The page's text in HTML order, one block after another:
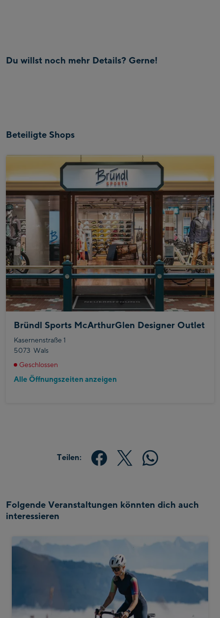
Du willst noch mehr Details? Gerne!
Beteiligte Shops
Bründl Sports McArthurGlen Designer Outlet
Kasernenstraße 1
5073 Wals
Geschlossen
Alle Öffnungszeiten anzeigen
Teilen:
Folgende Veranstaltungen könnten dich auch
interessieren